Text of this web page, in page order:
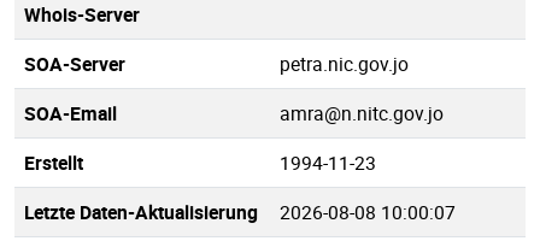
Whois-Server
SOA-Server
petra.nic.gov.jo
SOA-Email
amra@n.nitc.gov.jo
Erstellt
1994-11-23
Letzte Daten-Aktualisierung
2026-08-08 10:00:07